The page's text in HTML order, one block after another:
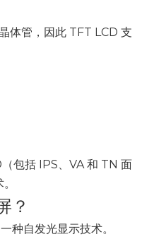
体管，因此 TFT LCD 支
包括 IPS、VA 和 TN 面
？
种自发光显示技术。